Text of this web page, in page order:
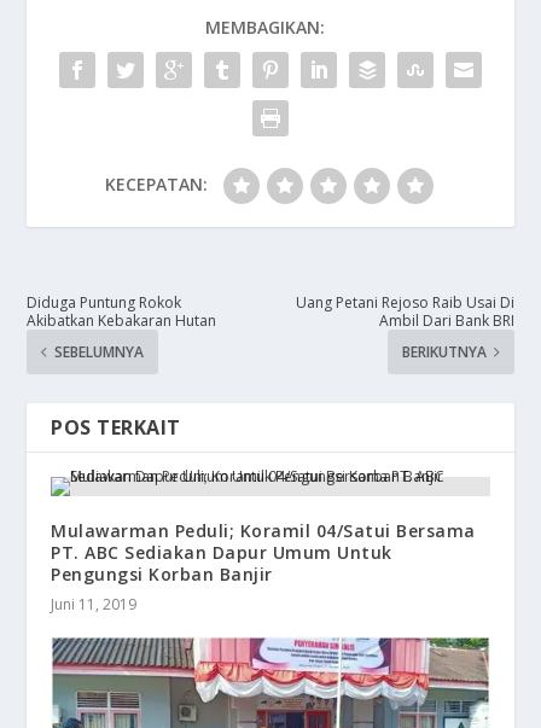
MEMBAGIKAN:
KECEPATAN:
Diduga Puntung Rokok
Akibatkan Kebakaran Hutan
SEBELUMNYA
Uang Petani Rejoso Raib Usai Di
Ambil Dari Bank BRI
BERIKUTNYA
POS TERKAIT
Mulawarman Peduli; Koramil 04/Satui Bersama
PT. ABC Sediakan Dapur Umum Untuk
Pengungsi Korban Banjir
Juni 11, 2019